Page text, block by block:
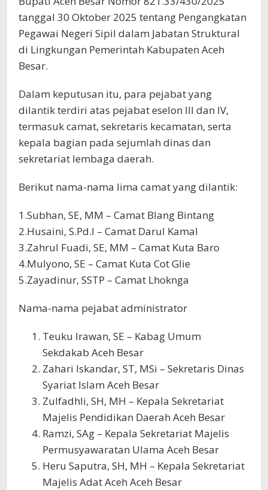
tanggal 30 Oktober 2025 tentang Pengangkatan
Pegawai Negeri Sipil dalam Jabatan Struktural
di Lingkungan Pemerintah Kabupaten Aceh
Besar.
Dalam keputusan itu, para pejabat yang
dilantik terdiri atas pejabat eselon III dan IV,
termasuk camat, sekretaris kecamatan, serta
kepala bagian pada sejumlah dinas dan
sekretariat lembaga daerah.
Berikut nama-nama lima camat yang dilantik:
1.Subhan, SE, MM – Camat Blang Bintang
2.Husaini, S.Pd.I – Camat Darul Kamal
3.Zahrul Fuadi, SE, MM – Camat Kuta Baro
4.Mulyono, SE – Camat Kuta Cot Glie
5.Zayadinur, SSTP – Camat Lhoknga
Nama-nama pejabat administrator
Teuku Irawan, SE – Kabag Umum
Sekdakab Aceh Besar
Zahari Iskandar, ST, MSi – Sekretaris Dinas
Syariat Islam Aceh Besar
Zulfadhli, SH, MH – Kepala Sekretariat
Majelis Pendidikan Daerah Aceh Besar
Ramzi, SAg – Kepala Sekretariat Majelis
Permusyawaratan Ulama Aceh Besar
Heru Saputra, SH, MH – Kepala Sekretariat
Majelis Adat Aceh Aceh Besar